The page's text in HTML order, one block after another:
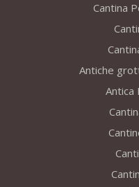
Cantina
Antiche
Antica